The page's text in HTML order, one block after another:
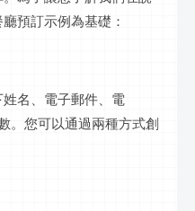
預訂示例為基礎：
名、電子郵件、電
。您可以通過兩種方式創